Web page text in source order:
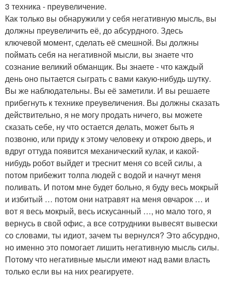
3 техника - преувеличение.
Как только вы обнаружили у себя негативную мысль, вы
должны преувеличить её, до абсурдного. Здесь
ключевой момент, сделать её смешной. Вы должны
поймать себя на негативной мысли, вы знаете что
сознание великий обманщик. Вы знаете - что каждый
день оно пытается сыграть с вами какую-нибудь шутку.
Вы же наблюдательны. Вы её заметили. И вы решаете
прибегнуть к технике преувеличения. Вы должны сказать
действительно, я не могу продать ничего, вы можете
сказать себе, ну что остается делать, может быть я
позвоню, или приду к этому человеку и открою дверь, и
вдруг оттуда появится механический кулак, и какой-
нибудь робот выйдет и треснит меня со всей силы, а
потом прибежит толпа людей с водой и начнут меня
поливать. И потом мне будет больно, я буду весь мокрый
и избитый … потом они натравят на меня овчарок … и
вот я весь мокрый, весь искусанный …, но мало того, я
вернусь в свой офис, а все сотрудники вывесят вывески
со словами, ты идиот, зачем ты вернулся? Это абсурдно,
но именно это помогает лишить негативную мысль силы.
Потому что негативные мысли имеют над вами власть
только если вы на них реагируете.